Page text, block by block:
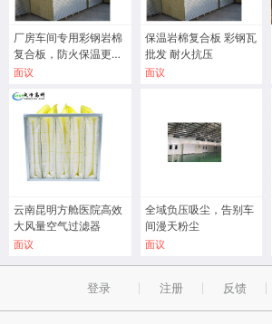
厂房车间专用彩钢岩棉
复合板，防火保温更耐
用
面议
保温岩棉复合板 彩钢瓦
批发 耐火抗压
面议
云南昆明方舱医院高效
大风量空气过滤器
面议
全域负压吸尘，告别车
间漫天粉尘
面议
登录 注册 反馈